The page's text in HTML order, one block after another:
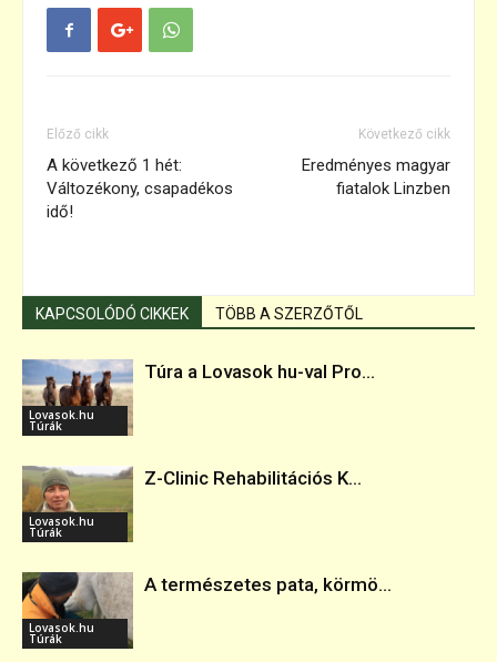
Előző cikk
A következő 1 hét:
Változékony, csapadékos
idő!
Következő cikk
Eredményes magyar
fiatalok Linzben
KAPCSOLÓDÓ CIKKEK TÖBB A SZERZŐTŐL
Lovasok.hu
Túrák
Túra a Lovasok hu-val Pro...
Lovasok.hu
Túrák
Z-Clinic Rehabilitációs K...
Lovasok.hu
Túrák
A természetes pata, körmö...